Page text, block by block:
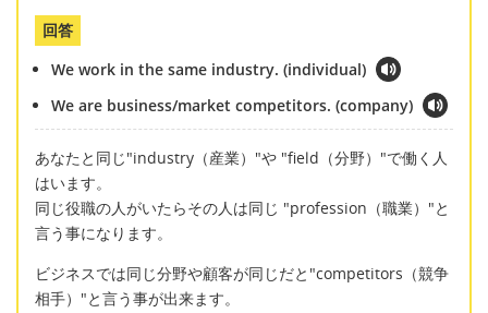
回答
We work in the same industry. (individual)
We are business/market competitors. (company)
あなたと同じ"industry（産業）"や "field（分野）"で働く人
はいます。
同じ役職の人がいたらその人は同じ "profession（職業）"と
言う事になります。
ビジネスでは同じ分野や顧客が同じだと"competitors（競争
相手）"と言う事が出来ます。